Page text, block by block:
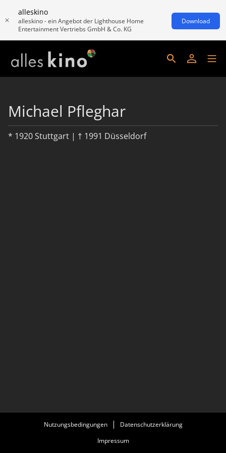
alleskino
alleskino - ein Angebot der Lighthouse Home
Entertainment Vertriebs GmbH & Co. KG
Download
Michael Pfleghar
* 1920 Stuttgart | † 1991 Düsseldorf
Nutzungsbedingungen
Datenschutzerklärung
Impressum